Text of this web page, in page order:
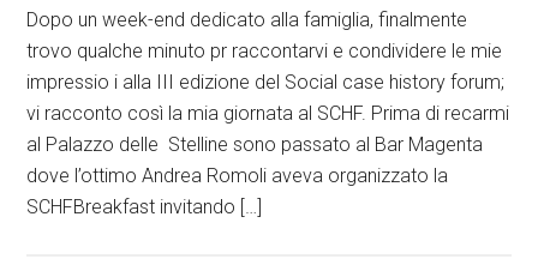
Dopo un week-end dedicato alla famiglia, finalmente
trovo qualche minuto pr raccontarvi e condividere le mie
impressio i alla III edizione del Social case history forum;
vi racconto così la mia giornata al SCHF. Prima di recarmi
al Palazzo delle Stelline sono passato al Bar Magenta
dove l’ottimo Andrea Romoli aveva organizzato la
SCHFBreakfast invitando […]